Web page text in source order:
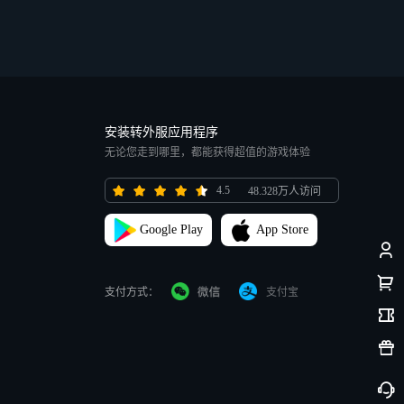
安装转外服应用程序
无论您走到哪里，都能获得超值的游戏体验
4.5 48.328万人访问
Google Play App Store
支付方式： 支付宝